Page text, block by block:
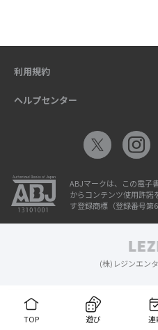
TOP 遊び 連
利用規約
ヘルプセンター
ABJマークは、この電子
からコンテンツ使用許諾
す登録商標（登録番号第
(株)レジンエン